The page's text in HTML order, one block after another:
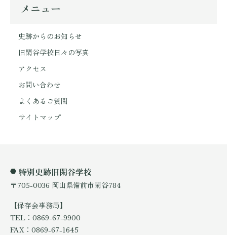
メニュー
史跡からのお知らせ
旧閑谷学校日々の写真
アクセス
お問い合わせ
よくあるご質問
サイトマップ
特別史跡旧閑谷学校
〒705-0036 岡山県備前市閑谷784
【保存会事務局】
TEL：0869-67-9900
FAX：0869-67-1645